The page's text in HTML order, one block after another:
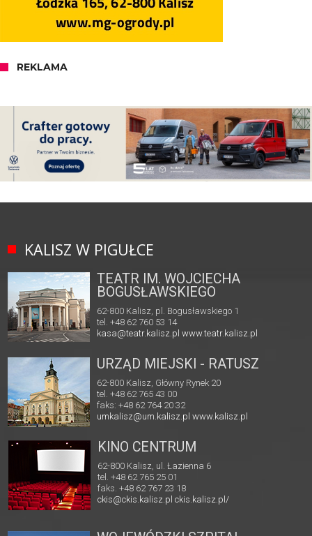
REKLAMA
KALISZ W PIGUŁCE
TEATR IM. WOJCIECHA
BOGUSŁAWSKIEGO
62-800 Kalisz, pl. Bogusławskiego 1
tel. +48 62 760 53 14
kasa@teatr.kalisz.pl www.teatr.kalisz.pl
URZĄD MIEJSKI - RATUSZ
62-800 Kalisz, Główny Rynek 20
tel. +48 62 765 43 00
faks: +48 62 764 20 32
umkalisz@um.kalisz.plwww.kalisz.pl
KINO CENTRUM
62-800 Kalisz, ul. Łazienna 6
tel. +48 62 765 25 01
faks. +48 62 767 23 18
ckis@ckis.kalisz.pl ckis.kalisz.pl/